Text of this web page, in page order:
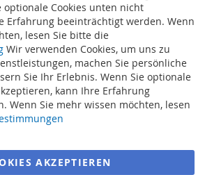
optionale Cookies unten nicht
Erfahrung beeinträchtigt werden. Wenn
lesen Sie bitte die
Wir verwenden Cookies, um uns zu
machen Sie persönliche
Sie Ihr Erlebnis. Wenn Sie optionale
kann Ihre Erfahrung
Wenn Sie mehr wissen möchten, lesen
AKZEPTIEREN